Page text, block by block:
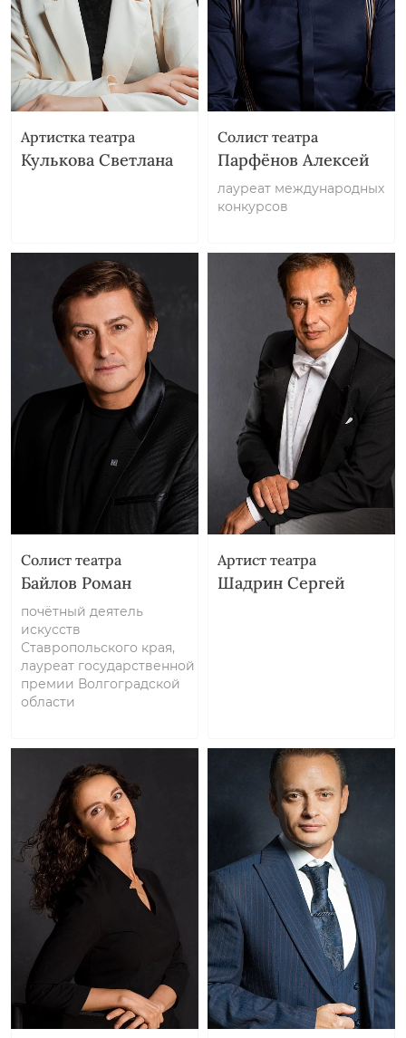
Артистка театра
Кулькова Светлана
Солист театра
Парфёнов Алексей
лауреат международных
конкурсов
Солист театра
Байлов Роман
почётный деятель
искусств
Ставропольского края,
лауреат государственной
премии Волгоградской
области
Артист театра
Шадрин Сергей